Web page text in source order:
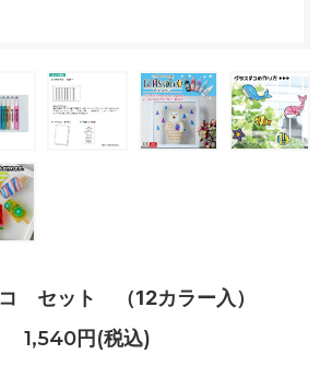
セット （12カラー入）
1,540円(税込)